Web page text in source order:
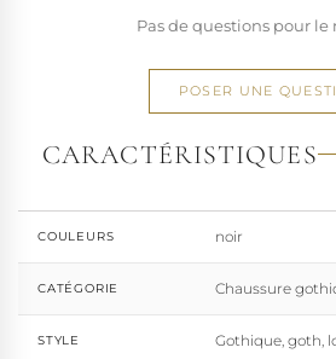
de la mode, Pleaser propose des
une large gamme de pointures.
devrait jamais se réduire à une
marque défend une idée simple :
d'exprimer, sans contrainte, qui il veut
Pas de questions pour
POSER UNE
CARACTÉRISTIQUES
COULEURS noir
CATÉGORIE Chaussure
STYLE Gothique, goth,